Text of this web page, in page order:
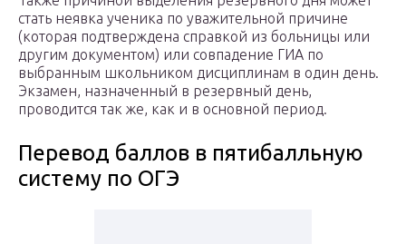
стать неявка ученика по уважительной причине
(которая подтверждена справкой из больницы или
другим документом) или совпадение ГИА по
выбранным школьником дисциплинам в один день.
Экзамен, назначенный в резервный день,
проводится так же, как и в основной период.
Перевод баллов в пятибалльную
систему по ОГЭ